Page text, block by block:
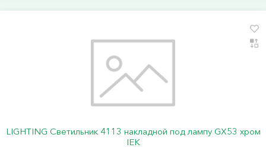
LIGHTING Светильник 4113 накладной под лампу GX53 хром
IEK